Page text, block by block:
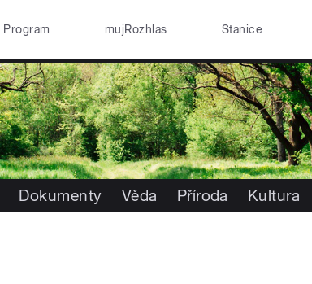
Program mujRozhlas Stanice
Dokumenty Věda Příroda Kultura